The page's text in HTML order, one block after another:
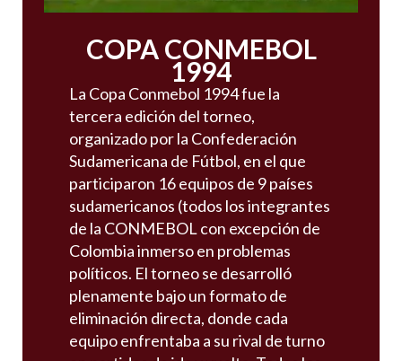
COPA CONMEBOL
1994
La Copa Conmebol 1994 fue la
tercera edición del torneo,
organizado por la Confederación
Sudamericana de Fútbol, en el que
participaron 16 equipos de 9 países
sudamericanos (todos los integrantes
de la CONMEBOL con excepción de
Colombia inmerso en problemas
políticos. El torneo se desarrolló
plenamente bajo un formato de
eliminación directa, donde cada
equipo enfrentaba a su rival de turno